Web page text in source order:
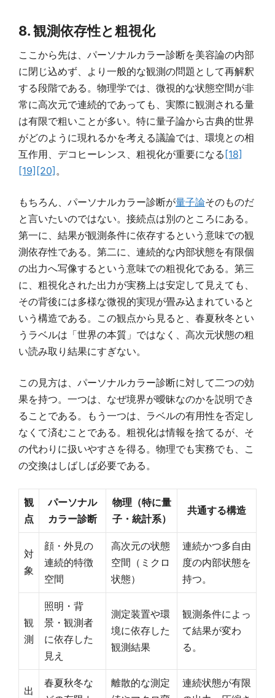
8. 観測依存性と粗視化
ここから先は、パーソナルカラー診断を美容論の内部
に閉じ込めず、より一般的な観測の問題として再解釈
する段階である。物理学では、微視的な状態空間が非
常に高次元で連続的であっても、実際に観測される量
は有限で粗いことが多い。特に量子論から古典的世界
がどのように現れるかを考える議論では、環境との相
互作用、デコヒーレンス、粗視化が重要になる[18]
[19][20] 。
もちろん、パーソナルカラー診断が量子論そのものだ
と言いたいのではない。接続点は別のところにある。
第一に、結果が観測条件に依存するという意味での観
測依存性である。第二に、連続的な内部状態を有限個
の出力へ写像するという意味での粗視化である。第三
に、粗視化された出力が実務上は安定して見えても、
その背後には多様な微視的実現が畳み込まれていると
いう構造である。この観点から見ると、春夏秋冬とい
うラベルは「世界の本質」ではなく、高次元状態の粗
い読み取り結果にすぎない。
この見方は、パーソナルカラー診断に対して二つの効
果を持つ。一つは、なぜ境界が曖昧なのかを説明でき
ることである。もう一つは、ラベルの有用性を否定し
なくて済むことである。粗視化は情報を捨てるが、そ
の代わりに扱いやすさを得る。物理でも実務でも、こ
の交換はしばしば必要である。
観
点
パーソナル
カラー診断
物理（特に量
子・統計系）
共通する構造
対
象
顔・外見の
連続的特徴
空間
高次元の状態
空間（ミクロ
状態）
連続かつ多自由
度の内部状態を
持つ。
観
測
照明・背
景・観測者
に依存した
見え
測定装置や環
境に依存した
観測結果
観測条件によっ
て結果が変わ
る。
出
春夏秋冬な
離散的な測定
連続状態が有限